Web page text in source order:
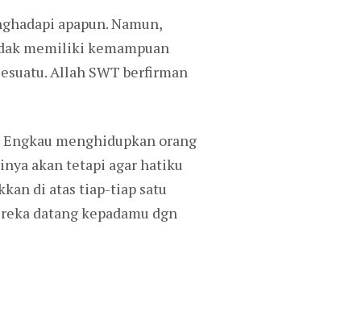
apapun. Namun,
memiliki kemampuan
Allah SWT berfirman
menghidupkan orang
akan tetapi agar hatiku
di atas tiap-tiap satu
datang kepadamu dgn